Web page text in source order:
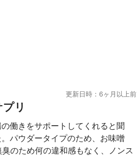
更新日時：6ヶ月以上前
リ
働きをサポートしてくれると聞
パウダータイプのため、お味噌
のため何の違和感もなく、ノンス